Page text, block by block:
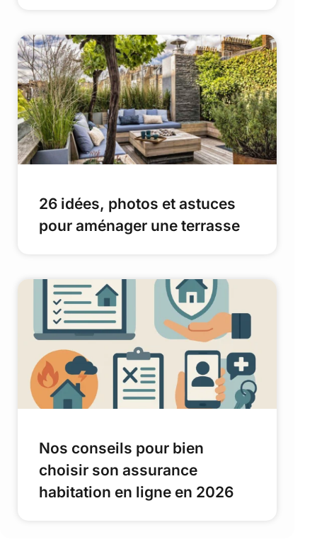
26 idées, photos et astuces
pour aménager une terrasse
Nos conseils pour bien
choisir son assurance
habitation en ligne en 2026